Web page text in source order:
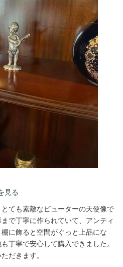
見る
ても素敵なピューターの天使像で
で丁寧に作られていて、アンティ
に飾ると空間がぐっと上品にな
丁寧で安心して購入できました。
だきます。